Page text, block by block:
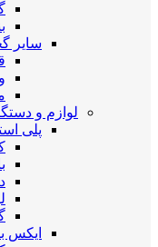
سایر
لوازم و
پلی
ایکس